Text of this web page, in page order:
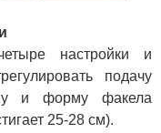
настройки и
подачу
и форму факела
25-28 см).